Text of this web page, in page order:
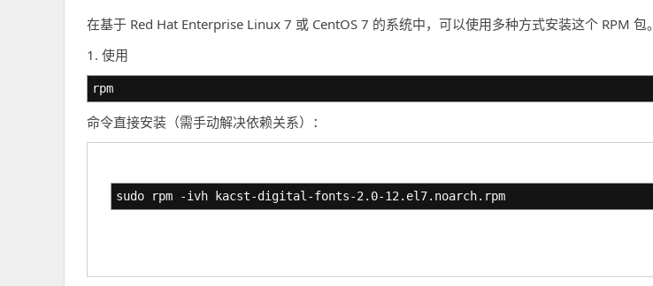
在基于 Red Hat Enterprise Linux 7 或 CentOS 7 的系统中，可以使用多种方式安装这个 RPM 包。
1. 使用
rpm
命令直接安装（需手动解决依赖关系）：
sudo rpm -ivh kacst-digital-fonts-2.0-12.el7.noarch.rpm